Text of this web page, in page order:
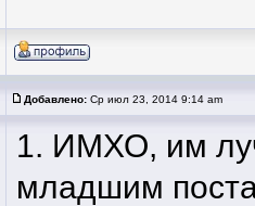
Добавлено: Ср июл 23, 2014 9:14 am
1. ИМХО, им
младшим